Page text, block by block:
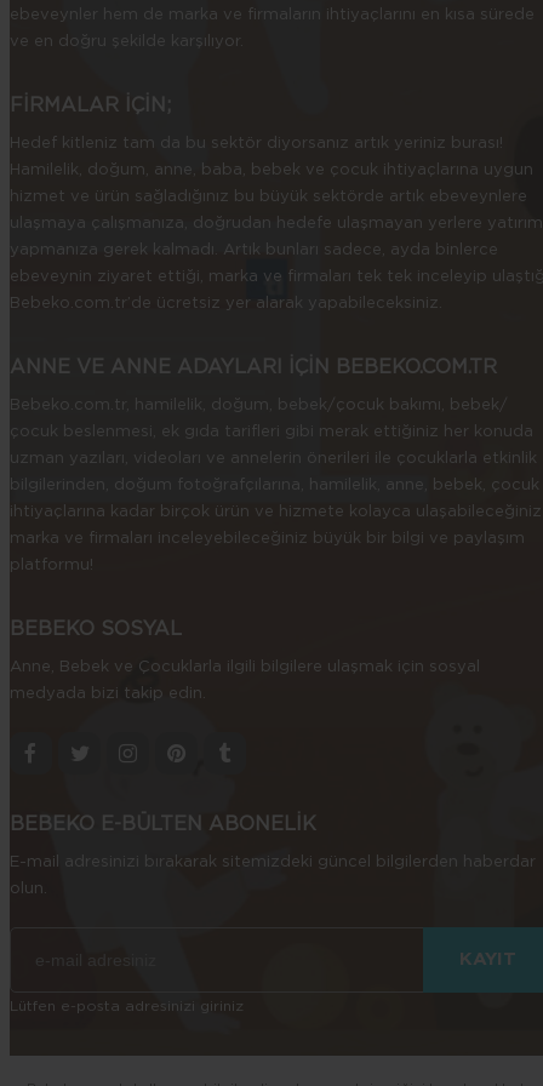
ebeveynler hem de marka ve firmaların ihtiyaçlarını en kısa sürede
ve en doğru şekilde karşılıyor.
FİRMALAR İÇİN;
Hedef kitleniz tam da bu sektör diyorsanız artık yeriniz burası!
Hamilelik, doğum, anne, baba, bebek ve çocuk ihtiyaçlarına uygun
hizmet ve ürün sağladığınız bu büyük sektörde artık ebeveynlere
ulaşmaya çalışmanıza, doğrudan hedefe ulaşmayan yerlere yatırım
yapmanıza gerek kalmadı. Artık bunları sadece, ayda binlerce
ebeveynin ziyaret ettiği, marka ve firmaları tek tek inceleyip
Bebeko.com.tr’de ücretsiz yer alarak yapabileceksiniz.
ANNE VE ANNE ADAYLARI İÇİN BEBEKO.COM.TR
Bebeko.com.tr, hamilelik, doğum, bebek/çocuk bakımı, bebek/
çocuk beslenmesi, ek gıda tarifleri gibi merak ettiğiniz her konuda
uzman yazıları, videoları ve annelerin önerileri ile çocuklarla etkinlik
bilgilerinden, doğum fotoğrafçılarına, hamilelik, anne, bebek, çocuk
ihtiyaçlarına kadar birçok ürün ve hizmete kolayca ulaşabileceğiniz
marka ve firmaları inceleyebileceğiniz büyük bir bilgi ve paylaşım
platformu!
BEBEKO SOSYAL
Anne, Bebek ve Çocuklarla ilgili bilgilere ulaşmak için sosyal
medyada bizi takip edin.
BEBEKO E-BÜLTEN ABONELİK
E-mail adresinizi bırakarak sitemizdeki güncel bilgilerden haberdar
olun.
Lütfen e-posta adresinizi giriniz